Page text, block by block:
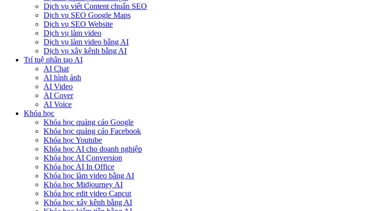
Dịch vụ viết Content chuẩn SEO
Dịch vụ SEO Google Maps
Dịch vụ SEO Website
Dịch vụ làm video
Dịch vụ làm video bằng AI
Dịch vụ xây kênh bằng AI
Trí tuệ nhân tạo AI
AI Chat
AI hình ảnh
AI Video
AI Cover
AI Voice
Khóa học
Khóa học quảng cáo Google
Khóa học quảng cáo Facebook
Khóa học Youtube
Khóa học AI cho doanh nghiệp
Khóa học AI Conversion
Khóa học AI In Office
Khóa học làm video bằng AI
Khóa học Midjourney AI
Khóa học edit video Capcut
Khóa học xây kênh bằng AI